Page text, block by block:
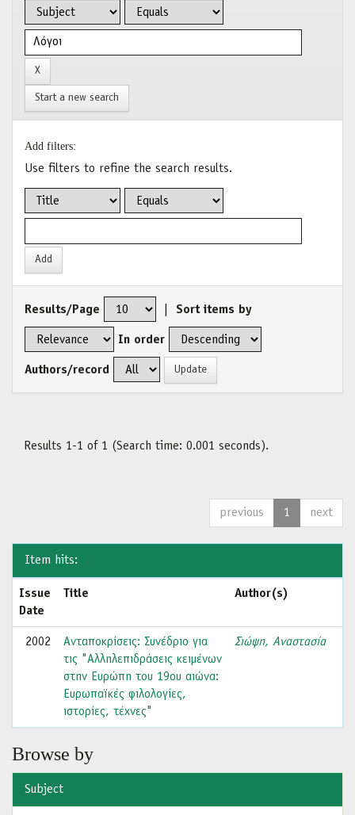
Start a new search
Add filters:
Use filters to refine the search results.
Results/Page Sort items by
In order
Authors/record
Results 1-1 of 1 (Search time: 0.001 seconds).
previous 1 next
Item hits:
Issue
Date
Title Author(s)
2002
Ανταποκρίσεις: Συνέδριο για
τις "Αλληλεπιδράσεις κειμένων
στην Ευρώπη του 19ου αιώνα:
Ευρωπαϊκές φιλολογίες,
ιστορίες, τέχνες"
Σιώψη, Αναστασία
Browse by
Subject